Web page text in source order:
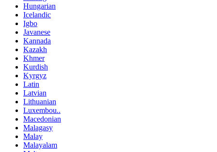
Hungarian
Icelandic
Igbo
Javanese
Kannada
Kazakh
Khmer
Kurdish
Kyrgyz
Latin
Latvian
Lithuanian
Luxembou..
Macedonian
Malagasy
Malay
Malayalam